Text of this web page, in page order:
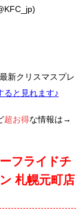
新クリスマスプレ
ると見れます♪
超お得な情報は→
フライドチ
札幌元町店